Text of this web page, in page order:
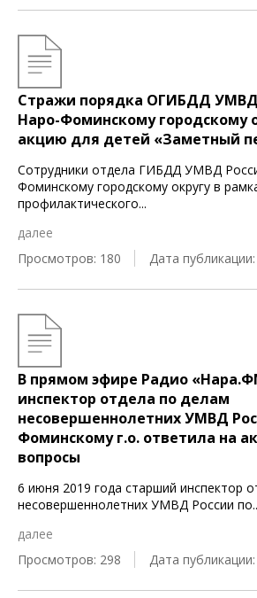
Стражи порядка ОГИБДД УМВД
Наро-Фоминскому городскому
акцию для детей «Заметный
Сотрудники отдела ГИБДД УМВД
Фоминскому городскому округу в
профилактического...
далее
Просмотров: 180
Дата
В прямом эфире Радио
инспектор отдела по делам
несовершеннолетних УМВД
Фоминскому г.о. ответила на
вопросы
6 июня 2019 года старший инспектор
несовершеннолетних УМВД России по
далее
Просмотров: 298
Дата